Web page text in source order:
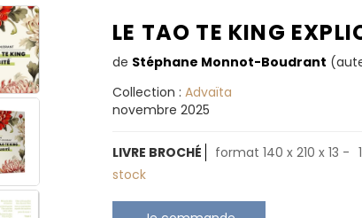
LE TAO TE KING
de Stéphane Monnot-Boudrant
Collection : Advaïta
novembre 2025
LIVRE BROCHÉ format 140 x 210 x 13
stock